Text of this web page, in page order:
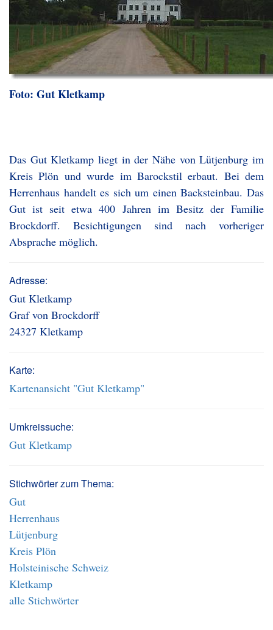
Foto: Gut Kletkamp
Das Gut Kletkamp liegt in der Nähe von Lütjenburg im
Kreis Plön und wurde im Barockstil erbaut. Bei dem
Herrenhaus handelt es sich um einen Backsteinbau. Das
Gut ist seit etwa 400 Jahren im Besitz der Familie
Brockdorff. Besichtigungen sind nach vorheriger
Absprache möglich.
Adresse:
Gut Kletkamp
Graf von Brockdorff
24327 Kletkamp
Karte:
Kartenansicht "Gut Kletkamp"
Umkreissuche:
Gut Kletkamp
Stichwörter zum Thema:
Gut
Herrenhaus
Lütjenburg
Kreis Plön
Holsteinische Schweiz
Kletkamp
alle Stichwörter